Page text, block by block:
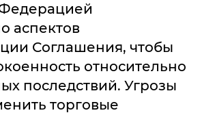
аспектов
Соглашения, чтобы
относительно
последствий. Угрозы
торговые